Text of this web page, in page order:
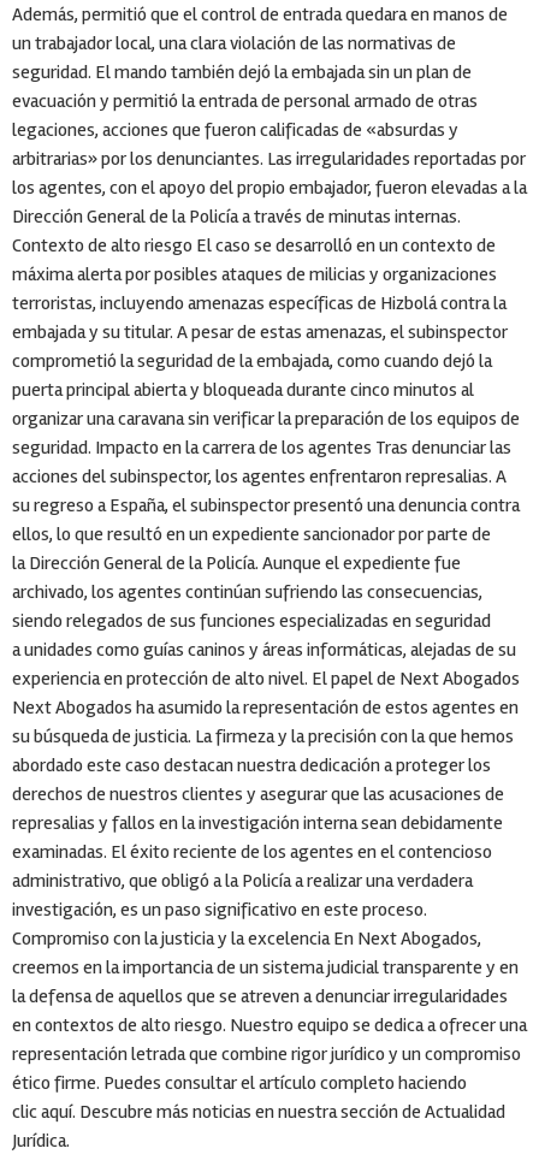
Además, permitió que el control de entrada quedara en manos de
un trabajador local, una clara violación de las normativas de
seguridad. El mando también dejó la embajada sin un plan de
evacuación y permitió la entrada de personal armado de otras
legaciones, acciones que fueron calificadas de «absurdas y
arbitrarias» por los denunciantes. Las irregularidades reportadas por
los agentes, con el apoyo del propio embajador, fueron elevadas a la
Dirección General de la Policía a través de minutas internas.
Contexto de alto riesgo El caso se desarrolló en un contexto de
máxima alerta por posibles ataques de milicias y organizaciones
terroristas, incluyendo amenazas específicas de Hizbolá contra la
embajada y su titular. A pesar de estas amenazas, el subinspector
comprometió la seguridad de la embajada, como cuando dejó la
puerta principal abierta y bloqueada durante cinco minutos al
organizar una caravana sin verificar la preparación de los equipos de
seguridad. Impacto en la carrera de los agentes Tras denunciar las
acciones del subinspector, los agentes enfrentaron represalias. A
su regreso a España, el subinspector presentó una denuncia contra
ellos, lo que resultó en un expediente sancionador por parte de
la Dirección General de la Policía. Aunque el expediente fue
archivado, los agentes continúan sufriendo las consecuencias,
siendo relegados de sus funciones especializadas en seguridad
a unidades como guías caninos y áreas informáticas, alejadas de su
experiencia en protección de alto nivel. El papel de Next Abogados
Next Abogados ha asumido la representación de estos agentes en
su búsqueda de justicia. La firmeza y la precisión con la que hemos
abordado este caso destacan nuestra dedicación a proteger los
derechos de nuestros clientes y asegurar que las acusaciones de
represalias y fallos en la investigación interna sean debidamente
examinadas. El éxito reciente de los agentes en el contencioso
administrativo, que obligó a la Policía a realizar una verdadera
investigación, es un paso significativo en este proceso.
Compromiso con la justicia y la excelencia En Next Abogados,
creemos en la importancia de un sistema judicial transparente y en
la defensa de aquellos que se atreven a denunciar irregularidades
en contextos de alto riesgo. Nuestro equipo se dedica a ofrecer una
representación letrada que combine rigor jurídico y un compromiso
ético firme. Puedes consultar el artículo completo haciendo
clic aquí. Descubre más noticias en nuestra sección de Actualidad
Jurídica.